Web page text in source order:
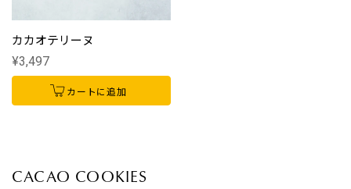
カカオテリーヌ
¥3,497
カートに追加
CACAO COOKIES